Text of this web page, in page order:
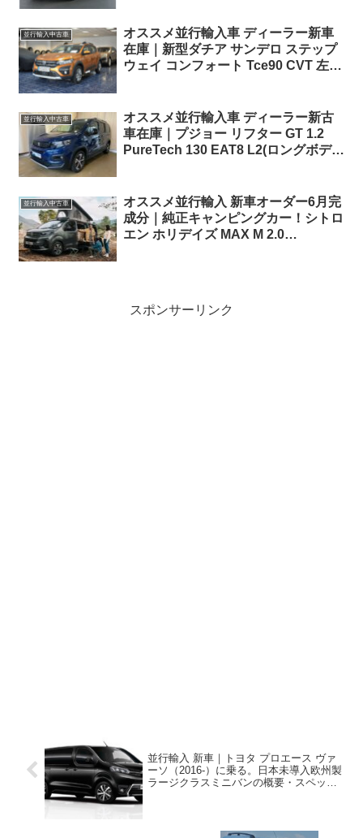
並行輸入中古車
オススメ並行輸入車 ディーラー新車
在庫｜新型ダチア サンデロ ステップ
ウェイ コンフォート Tce90 CVT 左ハ
並行輸入中古車
オススメ並行輸入車 ディーラー新古
車在庫｜プジョー リフター GT 1.2
PureTech 130 EAT8 L2(ロングボディ
並行輸入中古車
オススメ並行輸入 新車オーダー6月完
成分｜純正キャンピングカー！シトロ
エン ホリデイズ MAX M 2.0
スポンサーリンク
並行輸入 新車｜トヨタ プロエース ヴァ
ーソ（2016-）に乗る。日本未導入欧州製
ラージクラスミニバンの概要・スペッ